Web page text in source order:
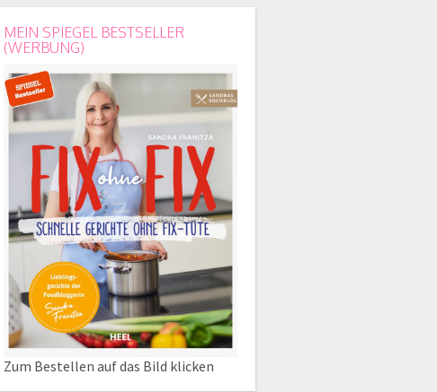
MEIN SPIEGEL BESTSELLER
(WERBUNG)
Zum Bestellen auf das Bild klicken